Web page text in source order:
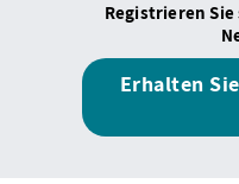
Registrieren
Erhalten